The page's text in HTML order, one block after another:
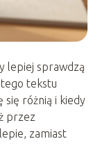
lepiej sprawdzą
tego tekstu
się różnią i kiedy
przez
zamiast